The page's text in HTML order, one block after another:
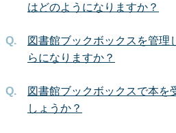
はどのようになりますか？
図書館ブックボックスを管理
らになりますか？
図書館ブックボックスで本を
しょうか？